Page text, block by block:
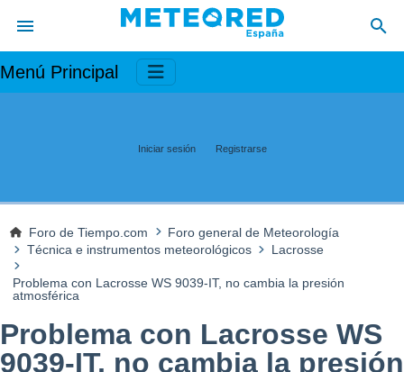
Menú Principal
Iniciar sesión Registrarse
Foro de Tiempo.com
Foro general de Meteorología
Técnica e instrumentos meteorológicos
Lacrosse
Problema con Lacrosse WS 9039-IT, no cambia la presión
atmosférica
Problema con Lacrosse WS
9039-IT, no cambia la presión